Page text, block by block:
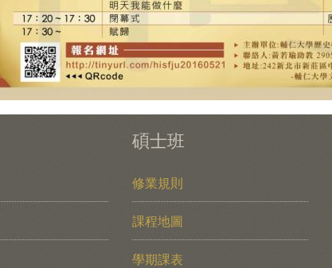
碩士班
修業規則
課程地圖
學期課表